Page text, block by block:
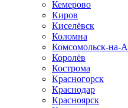
Кемерово
Киров
Киселёвск
Коломна
Комсомольск-на-
Королёв
Кострома
Красногорск
Краснодар
Красноярск